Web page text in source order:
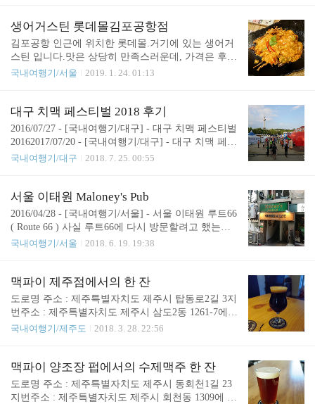
기/대구] - 대구 치맥 페스티벌 2017 후기2018/07/25 -
[국내여행기/대구] - 대구 치맥 페스티벌 2018 후기
저는 대..
어떤 지도업체에서도 이 곳의 정보가 남아있지 않기
때문이죠.아마도 망했다가 다시 시작한건지.. 그건
잘 모르겠습니다. 위치는 수성구청 옆에 있고, 위 이
낌인지라 거리뷰에서도 잡히지 않네요. (구글, 네이
니다만, 술집에 굳이 차량을 들고갈 이유는 없지 않
나 싶습니다. 대구 2호선이 인근에 있으니, 대중교통
접근성은 뛰어난 편입니다. 사진은 7천원짜리 ..
생어거스틴 롯데몰김포공항점
김포공항 인근에 위치한 롯데몰.거기에 있는 생어거
스틴 입니다.맛은 상당히 만족스러운데, 가격은 후덜
덜.. 내 돈 내고 먹기에는 다소 부담스러운 가격과 매
일이 있기를 바랄 뿐입니다.
국내여행기/서울 2019. 1. 24. 01:13
대구 치맥 페스티벌 2018 후기
2016/07/27 - [국내여행기/대구] - 대구 치맥 페스티벌
20162017/07/20 - [국내여행기/대구] - 대구 치맥 페스
티벌 2017 후기에 이어서, 올해 2018년도 대구 치맥
토요일이였습니다.두류역으로 나와서, 두류공원으로
가는 길에 이미 땀이 흐리기 시작합니다.올해도 카스
가 있습니다. 카스만..커다란 맥주업체들은 참가할
생각을 안하는건지, 카스가 막는건지 모르겠습니다.
쿨링로드? 라 불리는 것 같습니다.여튼 이건 올해 처
가 메인입니다.다만, 이쪽은 맥주가 없습니다.그래서
저는 이쪽은 잘 안갑니다.무엇보다 연예인들을 불러
서 사람들이 붐비는 ..
국내여행기/대구 2018. 7. 25. 00:55
서울 이태원 Maloney's Pub
2016/04/28 - [국내여행기/서울] - 서울 이태원 루트66
( Route 66 ) 사실 루트66에 다시 방문할려고 했는데,
막상 도착해보니 루트66은 망해버렸고 다른 가게가
도에서는 멀로니스펍앤드그릴 이라고 검색하시면 나
옵니다. 이태원역에서는 꽤 떨어진 곳에 있습니다만,
녹사평역에서 접근한다면 비교적 쉽게 도착할 수 있
을 생각한다면 다소 아쉬움이 있습니다. DMZ와 Com
하나밖에 남아있지 않군요. 맥주맛은 상당히 좋습니
다.이날이 아마 프랑스 vs 호주 전을 하는 날이였는
데, 그래서 그런..
국내여행기/서울 2018. 6. 19. 19:38
맥파이 제주점에서의 한 잔
도로명 주소 : 제주특별자치도 제주시 탑동로2길 3지
번주소 : 제주특별자치도 제주시 삼도2동 1261-7에
위치한 맥파이 제주점. 맥파이 양조장에서 한 잔을
습니다. 와..주차공간도 없고, 이 동네 일방통행이 많
아서, 주차하기 정말 힘들었습니다.몇 번을 헤맸는
지..지도보고 왔는데, 맥파이 제주점이 이전을 했나,
국내여행기/제주도 2018. 3. 28. 22:56
맥파이 양조장 펍에서의 수제맥주 한 잔
도로명 주소 : 제주특별자치도 제주시 동회천1길 23
지번주소 : 제주특별자치도 제주시 회천동 1309에 위